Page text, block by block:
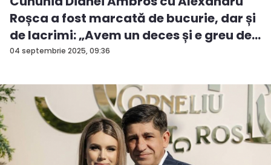
04 septembrie 2025, 09:36
Roșca a fost marcată de bucurie, dar și
de lacrimi: „Avem un deces și e greu de...